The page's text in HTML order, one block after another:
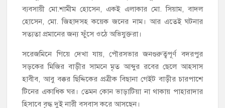
ব্যবসায়ী মো.শামীম হোসেন, একই এলাকার মো. সিয়াম, বাদল
হোসেন, মো. জিহাদসহ কয়েক জনের নাম। আর এতেই ঘটনার
সত্যতা প্রমানের জন্য ফুঁসে ওঠে অভিযুক্তরা।
সরেজমিনে গিয়ে দেখা যায়, পৌরসভার জনগুরুত্বপূর্ণ বদরপুর
সড়কের মিজির বাড়ীর সামনে মৃত আব্দুর রবের ছেলে আহসাস
হাবীব, আবু বক্কর ছিদ্দিকের প্রত্রীক বিছানা গেইট বাড়ীর চারপাশে
টিনের একাধিক ঘর। তেমন কোন ভাড়াটিয়া না থাকায় পাহারাদার
হিসাবে বৃদ্ধ দুই নারী বসবাস করে আসছেন।